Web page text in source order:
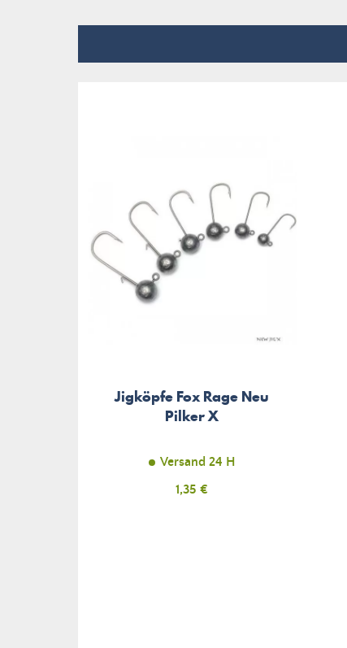
Jigköpfe Fox Rage Neu
Pilker X
Versand 24 H
Preis
1,35 €